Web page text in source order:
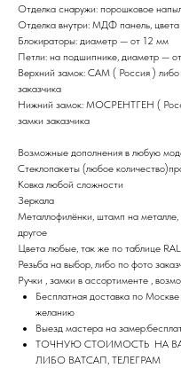
Отделка снаружи: порошковое
Отделка внутри: МДФ панель,
Блокираторы: диаметр — от 12 мм
Петли: на подшипнике, диаметр —
Верхний замок: САМ ( Россия )
заказчика
Нижний замок: МОСРЕНТГЕН (
замки заказчика
Возможные дополнения в любую
Стеклопакеты (любое
Ковка любой сложности
Зеркала
Металлофилёнки, штамп на
другое
Цвета любые, так же по таблице RAL
Резьба на выбор, либо по фото
Ручки , замки в ассортименте ,
Бесплатная доставка по
желанию
Выезд мастера на
ТОЧНУЮ СТОИМОСТЬ НА
ЛИБО ВАТСАП, ТЕЛЕГРАМ